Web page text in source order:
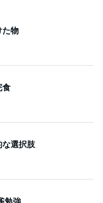
た物
食
な選択肢
勉強